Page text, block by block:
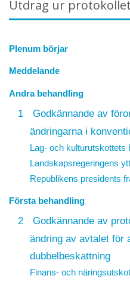
Utdrag ur protokollet
Plenum börjar
Meddelande
Andra behandling
1
Godkännande av
ändringarna i
Lag- och kulturutskottets
Landskapsregeringens
Republikens presidents
Första behandling
2
Godkännande av
ändring av avtalet för
dubbelbeskattning
Finans- och